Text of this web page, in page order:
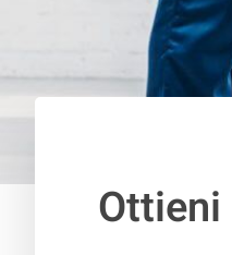
Ottieni